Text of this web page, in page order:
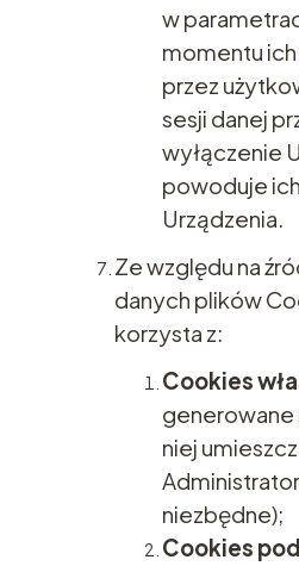
w
momentu
przez
sesji danej
wyłączenie
powoduje
Urządzenia.
Ze względu na
danych plików
korzysta z:
Cookies
generowane
niej
niezbędne);
Cookies